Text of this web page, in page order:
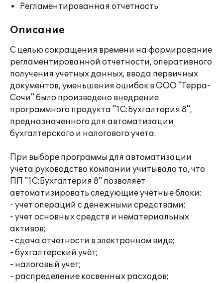
Регламентированная отчетность
Описание
С целью сокращения времени на формирование
регламентированной отчетности, оперативного
получения учетных данных, ввода первичных
документов, уменьшения ошибок в ООО "Терра-
Сочи" было произведено внедрение
программного продукта "1С:Бухгалтерия 8",
предназначенного для автоматизации
бухгалтерского и налогового учета.
При выборе программы для автоматизации
учета руководство компании учитывало то, что
ПП "1С:Бухгалтерия 8" позволяет
автоматизировать следующие учетные блоки:
- учет операций с денежными средствами;
- учет основных средств и нематериальных
активов;
- сдача отчетности в электронном виде;
- бухгалтерский учёт;
- налоговый учет;
- распределение косвенных расходов;